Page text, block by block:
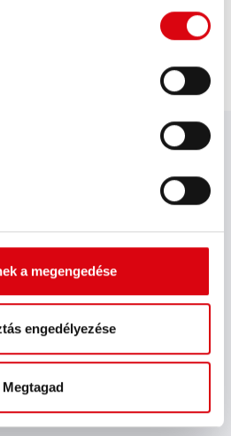
a megengedése
engedélyezése
Megtagad
(V)